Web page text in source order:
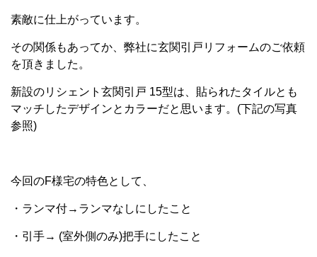
素敵に仕上がっています。
その関係もあってか、弊社に玄関引戸リフォームのご依頼
を頂きました。
新設のリシェント玄関引戸 15型は、貼られたタイルとも
マッチしたデザインとカラーだと思います。(下記の写真
参照)
今回のF様宅の特色として、
・ランマ付→ランマなしにしたこと
・引手→ (室外側のみ)把手にしたこと